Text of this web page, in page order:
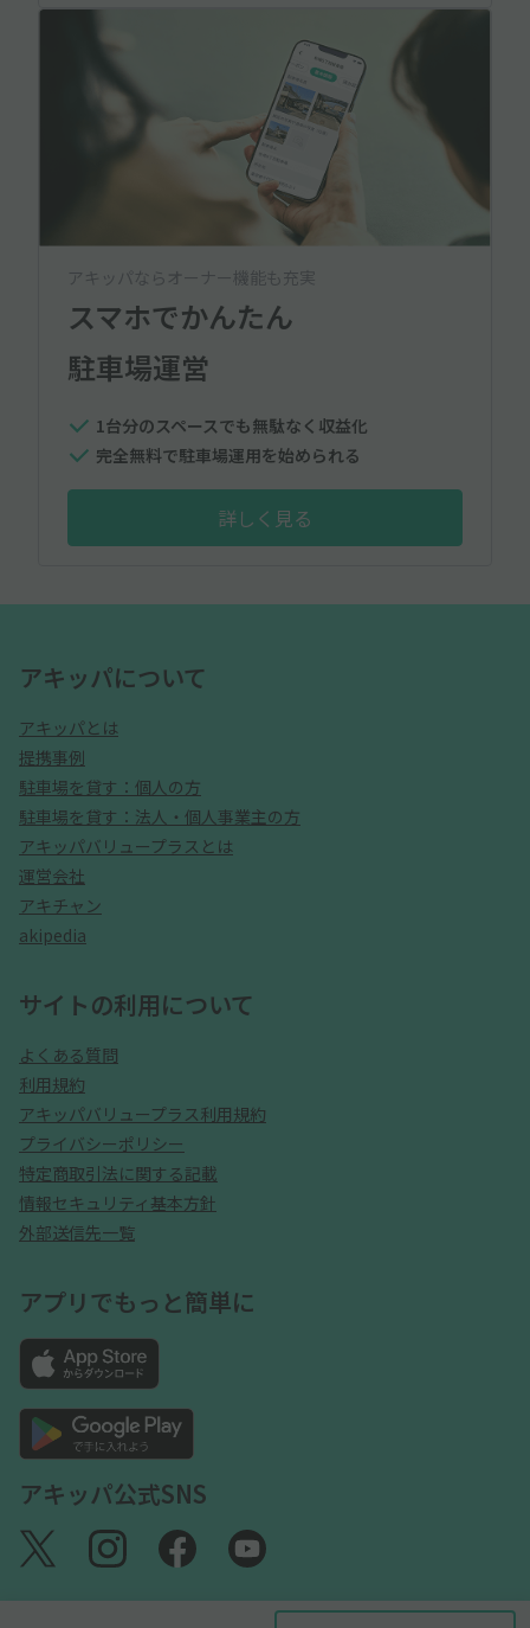
アキッパならオーナー機能も充実
スマホでかんたん
駐車場運営
1台分のスペースでも無駄なく収益化
完全無料で駐車場運用を始められる
詳しく見る
アキッパについて
アキッパとは
提携事例
駐車場を貸す：個人の方
駐車場を貸す：法人・個人事業主の方
アキッパバリュープラスとは
運営会社
アキチャン
akipedia
サイトの利用について
よくある質問
利用規約
アキッパバリュープラス利用規約
プライバシーポリシー
特定商取引法に関する記載
情報セキュリティ基本方針
外部送信先一覧
アプリでもっと簡単に
アキッパ公式SNS